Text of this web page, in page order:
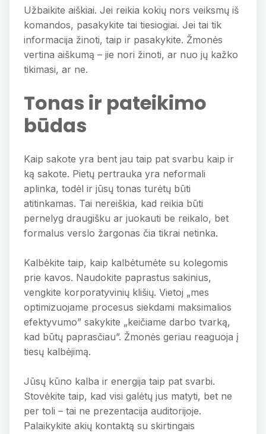
Užbaikite aiškiai. Jei reikia kokių nors veiksmų iš
komandos, pasakykite tai tiesiogiai. Jei tai tik
informacija žinoti, taip ir pasakykite. Žmonės
vertina aiškumą – jie nori žinoti, ar nuo jų kažko
tikimasi, ar ne.
Tonas ir pateikimo
būdas
Kaip sakote yra bent jau taip pat svarbu kaip ir
ką sakote. Pietų pertrauka yra neformali
aplinka, todėl ir jūsų tonas turėtų būti
atitinkamas. Tai nereiškia, kad reikia būti
pernelyg draugišku ar juokauti be reikalo, bet
formalus verslo žargonas čia tikrai netinka.
Kalbėkite taip, kaip kalbėtumėte su kolegomis
prie kavos. Naudokite paprastus sakinius,
vengkite korporatyvinių klišių. Vietoj „mes
optimizuojame procesus siekdami maksimalios
efektyvumo” sakykite „keičiame darbo tvarką,
kad būtų paprasčiau”. Žmonės geriau reaguoja į
tiesų kalbėjimą.
Jūsų kūno kalba ir energija taip pat svarbi.
Stovėkite taip, kad visi galėtų jus matyti, bet ne
per toli – tai ne prezentacija auditorijoje.
Palaikykite akių kontaktą su skirtingais